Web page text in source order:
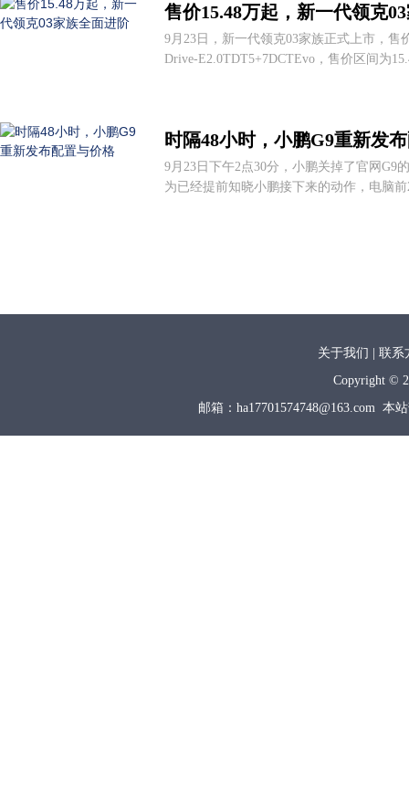
售价15.48万起，新一代领克
9月23日，新一代领克03家族正式上市，售
Drive-E2.0TDT5+7DCTEvo，售价区间为
时隔48小时，小鹏G9重新发
9月23日下午2点30分，小鹏关掉了官网G9
为已经提前知晓小鹏接下来的动作，电脑
关于我们 | 联
Copyright ©
邮箱：ha17701574748@163.com